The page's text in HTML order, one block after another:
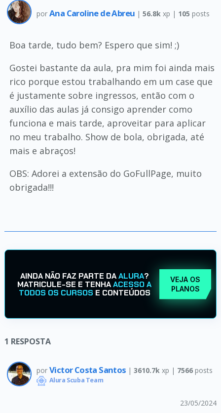
por Ana Caroline de Abreu | 56.8k xp | 105 posts
Boa tarde, tudo bem? Espero que sim! ;)
Gostei bastante da aula, pra mim foi ainda mais
rico porque estou trabalhando em um case que
é justamente sobre ingressos, então com o
auxílio das aulas já consigo aprender como
funciona e mais tarde, aproveitar para aplicar
no meu trabalho. Show de bola, obrigada, até
mais e abraços!
OBS: Adorei a extensão do GoFullPage, muito
obrigada!!!
AINDA NÃO FAZ PARTE DAALURA?
MATRICULE-SE E TENHAACESSO A
TODOS OS CURSOS E CONTEÚDOS
VEJA OS
PLANOS
1 RESPOSTA
por Victor Costa Santos | 3610.7k xp | 7566posts
Alura Scuba Team
23/05/2024